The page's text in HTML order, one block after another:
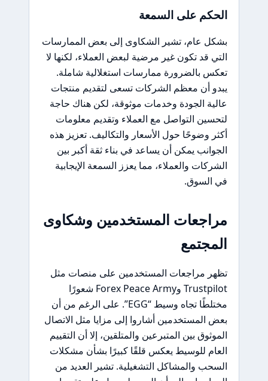
الحكم على السمعة
بشكل عام، تشير الشكاوى إلى بعض الممارسات
التي قد تكون غير مرضية لبعض العملاء، لكنها لا
تعكس بالضرورة ممارسات استغلالية شاملة.
يبدو أن معظم الشركات تسعى لتقديم منتجات
عالية الجودة وخدمات موثوقة، لكن هناك حاجة
لتحسين التواصل مع العملاء وتقديم معلومات
أكثر وضوحًا حول الأسعار والتكاليف. تعزيز هذه
الجوانب يمكن أن يساعد في بناء ثقة أكبر بين
الشركات والعملاء، مما يعزز السمعة الإيجابية
في السوق.
مراجعات المستخدمين وشكاوى
المجتمع
تظهر مراجعات المستخدمين على منصات مثل
Trustpilot وForex Peace Army شعورًا
مختلطًا تجاه وسيط “EGG”. على الرغم من أن
بعض المستخدمين أشاروا إلى مزايا مثل الاتصال
الموثوق بين المتبرعين والمتلقين، إلا أن التقييم
العام للوسيط يعكس قلقًا كبيرًا بشأن مشكلات
السحب والمشاكل التشغيلية. تشير العديد من